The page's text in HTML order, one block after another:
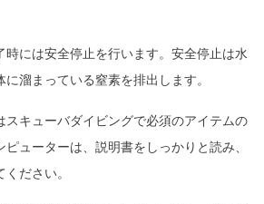
時には安全停止を行います。安全停止は水
溜まっている窒素を排出します。
スキューバダイビングで必須のアイテムの
ューターは、説明書をしっかりと読み、
ださい。